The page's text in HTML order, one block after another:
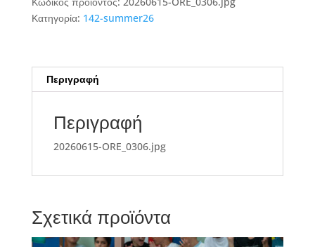
Κατηγορία: 142-summer26
Περιγραφή
Περιγραφή
20260615-ORE_0306.jpg
Σχετικά προϊόντα